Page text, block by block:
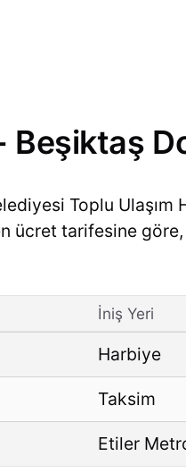
Beşiktaş
Toplu Ulaşım
ücret tarifesine
İniş Yeri
Harbiye
Taksim
Etiler